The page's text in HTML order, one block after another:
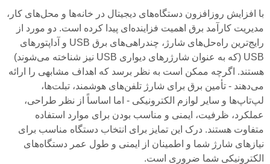
با افزایش روزافزون دستگاه‌های دیجیتال در خانه‌ها و محل‌های کار،
مدیریت کارآمد برق اهمیت فزاینده‌ای پیدا کرده است. دو مورد از
رایج‌ترین راه‌حل‌های شارژ، چندراهی‌های برق USB و آداپتورهای
USB (که به عنوان شارژرهای دیواری USB نیز شناخته می‌شوند)
هستند. اگرچه ممکن است به نظر برسد که اهداف مشابهی را ارائه
می‌دهند - تأمین برق برای شارژ تلفن‌های هوشمند، تبلت‌ها،
لپ‌تاپ‌ها و سایر لوازم الکترونیکی - اما اساساً از نظر طراحی،
عملکرد، ظرفیت، ایمنی و مناسب بودن برای موارد استفاده
متفاوت هستند. درک این تمایز برای انتخاب دستگاه مناسب برای
نیازهای شارژ شما و اطمینان از ایمنی و طول عمر دستگاه‌های
الکترونیکی شما ضروری است.